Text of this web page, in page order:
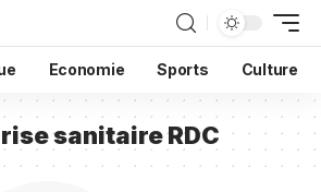
Economie Sports Culture
sanitaire RDC